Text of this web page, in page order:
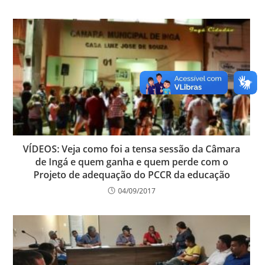
VÍDEOS: Veja como foi a tensa sessão da Câmara
de Ingá e quem ganha e quem perde com o
Projeto de adequação do PCCR da educação
04/09/2017